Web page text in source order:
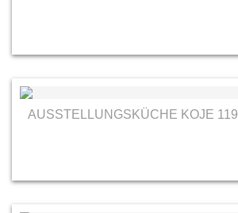
AUSSTELLUNGSKÜCHE KOJE 119